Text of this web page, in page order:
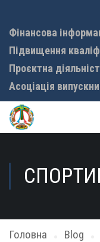
Фінансова
Підвищення
Проєктна
Асоціація
Головна Blog